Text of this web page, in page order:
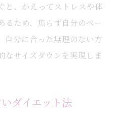
と、かえってストレスや体
るため、焦らず自分のペー
自分に合った無理のない方
なサイズダウンを実現しま
ダイエット法